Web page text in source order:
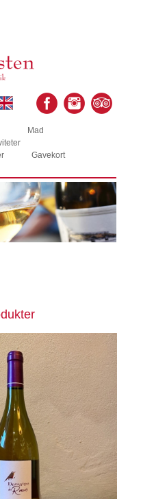
Mad
Gavekort